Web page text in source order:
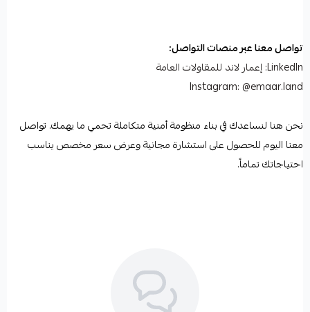
تواصل معنا عبر منصات التواصل:
LinkedIn: إعمار لاند للمقاولات العامة
Instagram: @emaar.land
نحن هنا لنساعدك في بناء منظومة أمنية متكاملة تحمي ما يهمك. تواصل
معنا اليوم للحصول على استشارة مجانية وعرض سعر مخصص يناسب
احتياجاتك تماماً.